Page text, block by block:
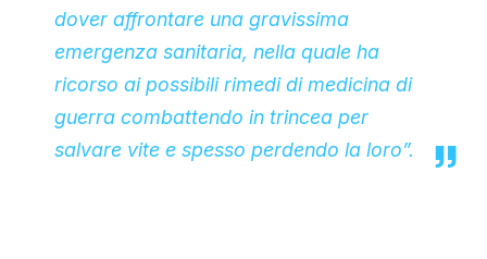
dover affrontare una gravissima
emergenza sanitaria, nella quale ha
ricorso ai possibili rimedi di medicina di
guerra combattendo in trincea per
salvare vite e spesso perdendo la loro”.